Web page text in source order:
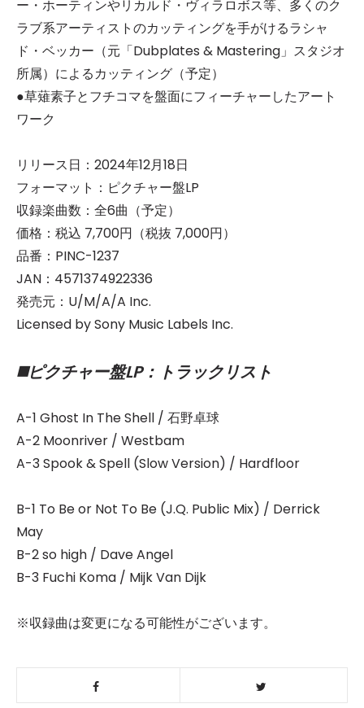
ー・ホーティンやリカルド・ヴィラロボス等、多くのク
ラブ系アーティストのカッティングを手がけるラシャ
ド・ベッカー（元「Dubplates & Mastering」スタジオ
所属）によるカッティング（予定）
●草薙素子とフチコマを盤面にフィーチャーしたアート
ワーク
リリース日：2024年12月18日
フォーマット：ピクチャー盤LP
収録楽曲数：全6曲（予定）
価格：税込 7,700円（税抜 7,000円）
品番：PINC-1237
JAN：4571374922336
発売元：U/M/A/A Inc.
Licensed by Sony Music Labels Inc.
◼️ピクチャー盤LP：トラックリスト
A-1 Ghost In The Shell / 石野卓球
A-2 Moonriver / Westbam
A-3 Spook & Spell (Slow Version) / Hardfloor
B-1 To Be or Not To Be (J.Q. Public Mix) / Derrick
May
B-2 so high / Dave Angel
B-3 Fuchi Koma / Mijk Van Dijk
※収録曲は変更になる可能性がございます。